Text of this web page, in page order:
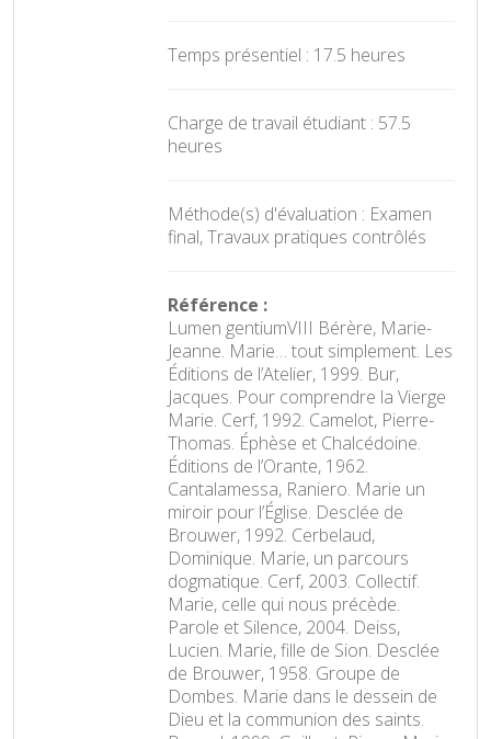
Temps présentiel : 17.5 heures
Charge de travail étudiant : 57.5
heures
Méthode(s) d'évaluation : Examen
final, Travaux pratiques contrôlés
Référence :
Lumen gentiumVIII Bérère, Marie-
Jeanne. Marie… tout simplement. Les
Éditions de l’Atelier, 1999. Bur,
Jacques. Pour comprendre la Vierge
Marie. Cerf, 1992. Camelot, Pierre-
Thomas. Éphèse et Chalcédoine.
Éditions de l’Orante, 1962.
Cantalamessa, Raniero. Marie un
miroir pour l’Église. Desclée de
Brouwer, 1992. Cerbelaud,
Dominique. Marie, un parcours
dogmatique. Cerf, 2003. Collectif.
Marie, celle qui nous précède.
Parole et Silence, 2004. Deiss,
Lucien. Marie, fille de Sion. Desclée
de Brouwer, 1958. Groupe de
Dombes. Marie dans le dessein de
Dieu et la communion des saints.